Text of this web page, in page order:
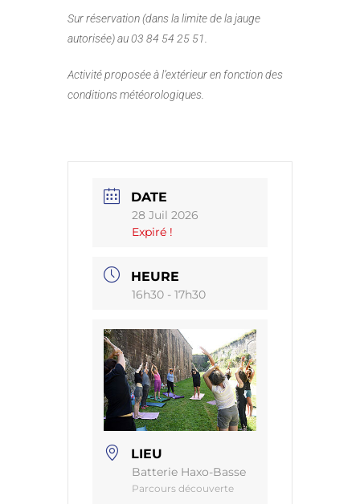
Sur réservation (dans la limite de la jauge
autorisée) au 03 84 54 25 51.
Activité proposée à l’extérieur en fonction des
conditions météorologiques.
DATE
28 Juil 2026
Expiré !
HEURE
16h30 - 17h30
LIEU
Batterie Haxo-Basse
Parcours découverte